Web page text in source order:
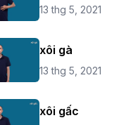
13 thg 5, 2021
xôi gà
13 thg 5, 2021
xôi gấc